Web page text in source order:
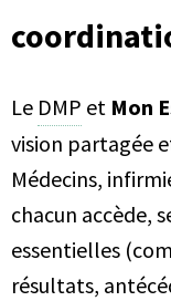
Le DMP et Mon
vision partagée
Médecins,
chacun accède,
essentielles
résultats,